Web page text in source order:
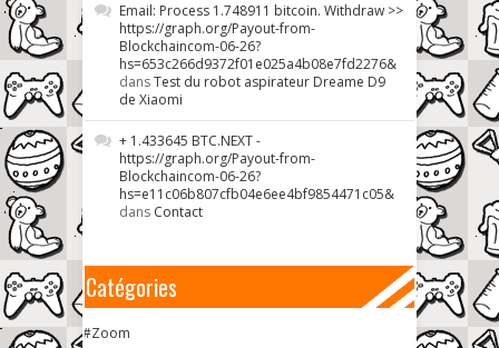
Email: Process 1.748911 bitcoin. Withdraw >>
https://graph.org/Payout-from-
Blockchaincom-06-26?
hs=653c266d9372f01e025a4b08e7fd2276&
dansTest du robot aspirateur Dreame D9
de Xiaomi
+ 1.433645 BTC.NEXT -
https://graph.org/Payout-from-
Blockchaincom-06-26?
hs=e11c06b807cfb04e6ee4bf9854471c05&
dans Contact
Catégories
#Zoom